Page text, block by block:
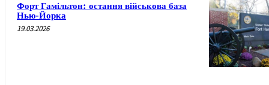
Форт Гамільтон: остання військова база
Нью-Йорка
19.03.2026